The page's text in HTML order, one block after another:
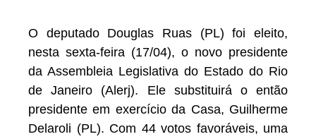
O deputado Douglas Ruas (PL) foi eleito,
nesta sexta-feira (17/04), o novo presidente
da Assembleia Legislativa do Estado do Rio
de Janeiro (Alerj). Ele substituirá o então
presidente em exercício da Casa, Guilherme
Delaroli (PL). Com 44 votos favoráveis, uma